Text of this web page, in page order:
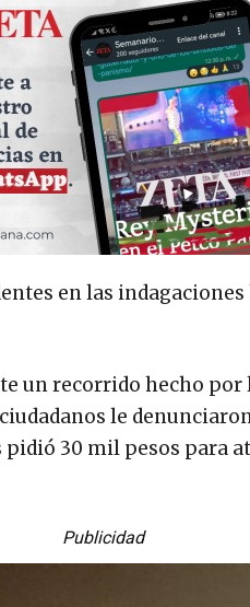
en las
un recorrido hecho por
le
30 mil pesos para
Publicidad